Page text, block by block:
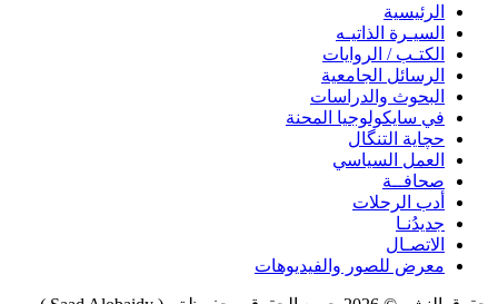
الرئيسية
السيـرة الذاتيـه
الكتـب / الروايات
الرسائل الجامعية
البحوث والدراسات
في سايكولوجيا المحنة
حچاية التنگال
العمل السياسي
صحافــة
أدب الرحلات
جديدُنـا
الاتصـال
معرض للصور والفيديوهات